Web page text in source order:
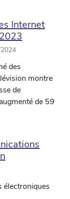
Internet
des
montre
de
de 59
électroniques